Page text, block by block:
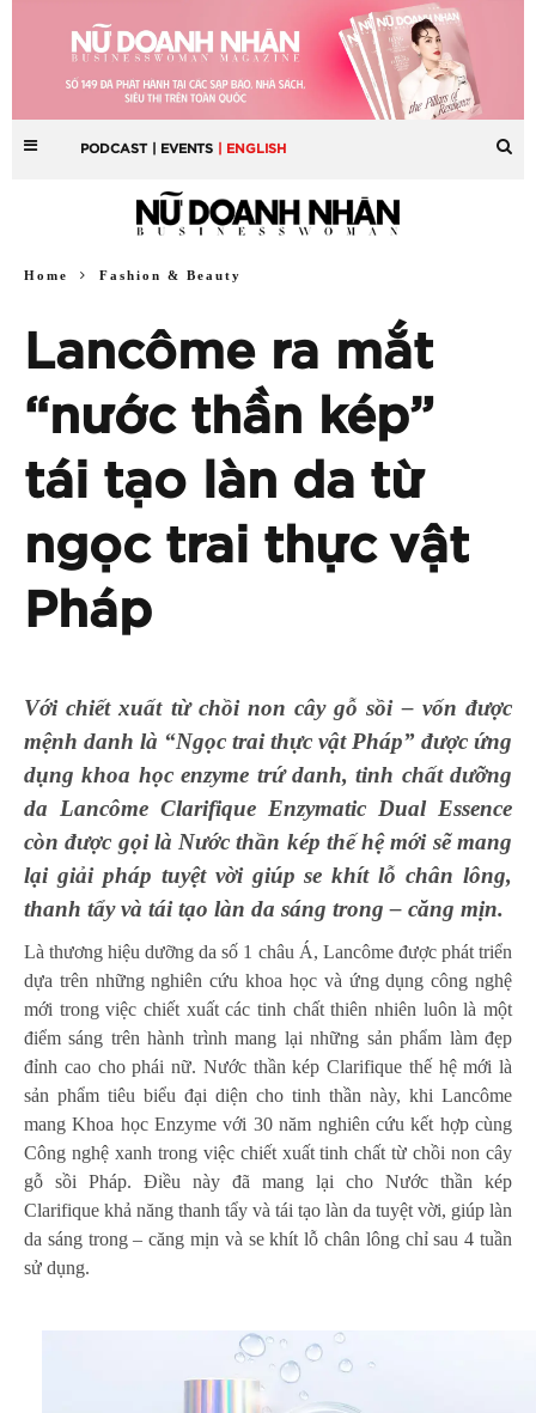
PODCAST | EVENTS | ENGLISH
Home Fashion & Beauty
Lancôme ra mắt
“nước thần kép”
tái tạo làn da từ
ngọc trai thực vật
Pháp
Với chiết xuất từ chồi non cây gỗ sồi – vốn được
mệnh danh là “Ngọc trai thực vật Pháp” được ứng
dụng khoa học enzyme trứ danh, tinh chất dưỡng
da Lancôme Clarifique Enzymatic Dual Essence
còn được gọi là Nước thần kép thế hệ mới sẽ mang
lại giải pháp tuyệt vời giúp se khít lỗ chân lông,
thanh tẩy và tái tạo làn da sáng trong – căng mịn.
Là thương hiệu dưỡng da số 1 châu Á, Lancôme được phát triển
dựa trên những nghiên cứu khoa học và ứng dụng công nghệ
mới trong việc chiết xuất các tinh chất thiên nhiên luôn là một
điểm sáng trên hành trình mang lại những sản phẩm làm đẹp
đỉnh cao cho phái nữ. Nước thần kép Clarifique thế hệ mới là
sản phẩm tiêu biểu đại diện cho tinh thần này, khi Lancôme
mang Khoa học Enzyme với 30 năm nghiên cứu kết hợp cùng
Công nghệ xanh trong việc chiết xuất tinh chất từ chồi non cây
gỗ sồi Pháp. Điều này đã mang lại cho Nước thần kép
Clarifique khả năng thanh tẩy và tái tạo làn da tuyệt vời, giúp làn
da sáng trong – căng mịn và se khít lỗ chân lông chỉ sau 4 tuần
sử dụng.